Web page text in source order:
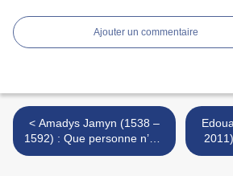
Ajouter un commentaire
< Amadys Jamyn (1538 –
1592) : Que personne n’est
libre